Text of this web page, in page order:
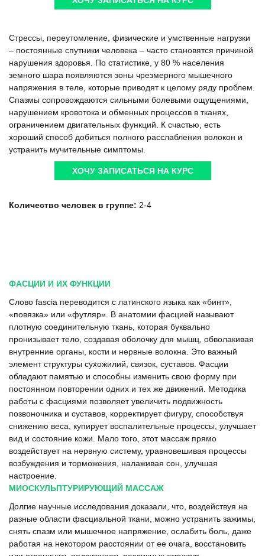
Стрессы, переутомление, физические и умственные нагрузки
– постоянные спутники человека – часто становятся причиной
нарушения здоровья. По статистике, у 80 % населения
земного шара появляются зоны чрезмерного мышечного
напряжения в теле, которые приводят к целому ряду проблем.
Спазмы сопровождаются сильными болевыми ощущениями,
нарушением кровотока и обменных процессов в тканях,
ограничением двигательных функций. К счастью, есть
хороший способ добиться полного расслабления волокон и
устранить мучительные симптомы.
ХОЧУ ЗАПИСАТЬСЯ НА КУРС
Количество человек в группе: 2-4
ФАСЦИИ И ИХ ФУНКЦИИ
Слово fascia переводится с латинского языка как «бинт»,
«повязка» или «футляр». В анатомии фасцией называют
плотную соединительную ткань, которая буквально
пронизывает тело, создавая оболочку для мышц, обволакивая
внутренние органы, кости и нервные волокна. Это важный
элемент структуры сухожилий, связок, суставов. Фасции
обладают памятью и способны изменить свою форму при
постоянном повторении одних и тех же движений. Методика
работы с фасциями позволяет увеличить подвижность
позвоночника и суставов, корректирует фигуру, способствуя
снижению веса, купирует воспалительные процессы, улучшает
вид и состояние кожи. Мало того, этот массаж прямо
воздействует на нервную систему, уравновешивая процессы
возбуждения и торможения, налаживая сон, улучшая
настроение.
МИОСКУЛЬПТУРИРУЮЩИЙ МАССАЖ
Долгие научные исследования доказали, что, воздействуя на
разные области фасциальной ткани, можно устранить зажимы,
снять спазм или мышечное напряжение, ослабить боль, даже
работая на некотором расстоянии от ее очага, восстановить